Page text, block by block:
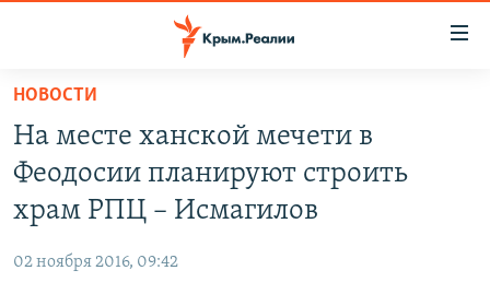
Вернуться
основному
содержанию
главной
навигации
СПЕЦПРОЕКТЫ
ГРУЗ 200
11 ЛЕТ ОККУПАЦИИ КРЫМА. 11 ИСТОРИЙ СОПРОТИВЛЕНИЯ
ЕЩЕ
НОВОСТИ
На месте ханской мечети в
Феодосии планируют строить
храм РПЦ – Исмагилов
02 ноября 2016, 09:42